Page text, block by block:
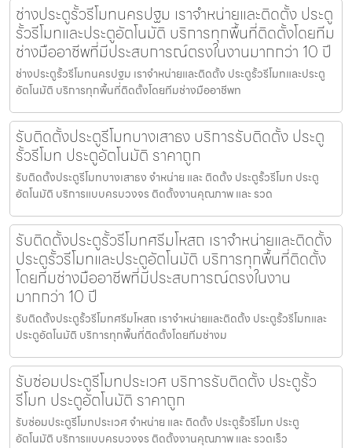
ช่างประตูรั้วรีโมทนครปฐม เราจำหน่ายและติดตั้ง ประตู
รั้วรีโมทและประตูอัตโนมัติ บริการทุกพื้นที่ติดตั้งโดยทีม
ช่างมืออาชีพที่มีประสบการณ์ตรงในงานมากกว่า 10 ปี
ช่างประตูรั้วรีโมทนครปฐม เราจำหน่ายและติดตั้ง ประตูรั้วรีโมทและประตู
อัตโนมัติ บริการทุกพื้นที่ติดตั้งโดยทีมช่างมืออาชีพท
รับติดตั้งประตูรีโมทบางเสาธง บริการรับติดตั้ง ประตู
รั้วรีโมท ประตูอัตโนมัติ ราคาถูก
รับติดตั้งประตูรีโมทบางเสาธง จำหน่าย และ ติดตั้ง ประตูรั้วรีโมท ประตู
อัตโนมัติ บริการแบบครบวงจร ติดตั้งงานคุณภาพ และ รวด
รับติดตั้งประตูรั้วรีโมทศรีมโหสถ เราจำหน่ายและติดตั้ง
ประตูรั้วรีโมทและประตูอัตโนมัติ บริการทุกพื้นที่ติดตั้ง
โดยทีมช่างมืออาชีพที่มีประสบการณ์ตรงในงาน
มากกว่า 10 ปี
รับติดตั้งประตูรั้วรีโมทศรีมโหสถ เราจำหน่ายและติดตั้ง ประตูรั้วรีโมทและ
ประตูอัตโนมัติ บริการทุกพื้นที่ติดตั้งโดยทีมช่างม
รับซ่อมประตูรีโมทประเวศ บริการรับติดตั้ง ประตูรั้ว
รีโมท ประตูอัตโนมัติ ราคาถูก
รับซ่อมประตูรีโมทประเวศ จำหน่าย และ ติดตั้ง ประตูรั้วรีโมท ประตู
อัตโนมัติ บริการแบบครบวงจร ติดตั้งงานคุณภาพ และ รวดเร็ว